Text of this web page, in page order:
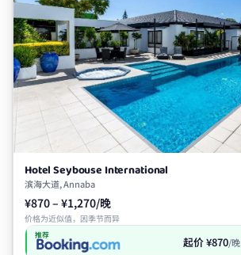
Hotel Seybouse International
滨海大道, Annaba
¥870 – ¥1,270/晚
价格为近似值，因季节而异
推荐 起价 ¥870/晚